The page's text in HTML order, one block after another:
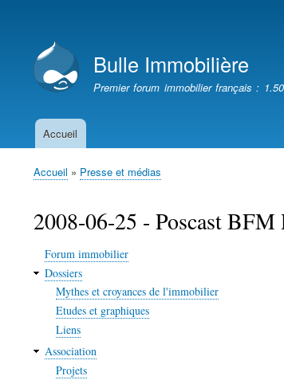
compte
de
l'utilisateur
Bulle Immobilière
Premier forum immobilier français :
Navigation
Accueil
Fil
Accueil Presse et médias
2008-06-25 - Poscast
Forum immobilier
Dossiers
Mythes et croyances de l'immobilier
Etudes et graphiques
Liens
Association
Projets